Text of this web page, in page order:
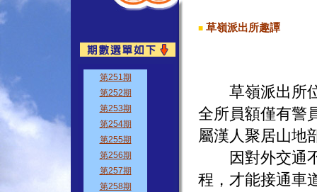
■ 草嶺派出所趣譚
草嶺派出所位
全所員額僅有警
屬漢人聚居山地
因對外交通不
程，才能接通車